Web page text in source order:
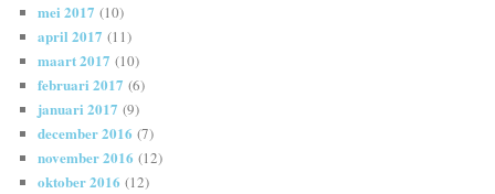
mei 2017 (10)
april 2017 (11)
maart 2017 (10)
februari 2017 (6)
januari 2017 (9)
december 2016 (7)
november 2016 (12)
oktober 2016 (12)